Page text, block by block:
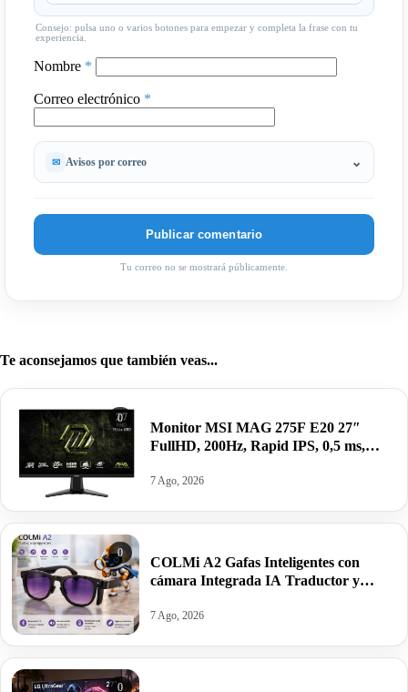
Consejo: pulsa uno o varios botones para empezar y completa la frase con tu
experiencia.
Nombre *
Correo electrónico *
Avisos por correo
Tu correo no se mostrará públicamente.
Te aconsejamos que también veas...
0
Monitor MSI MAG 275F E20 27″
FullHD, 200Hz, Rapid IPS, 0,5 ms,
7 Ago, 2026
0
COLMi A2 Gafas Inteligentes con
cámara Integrada IA Traductor y
7 Ago, 2026
0